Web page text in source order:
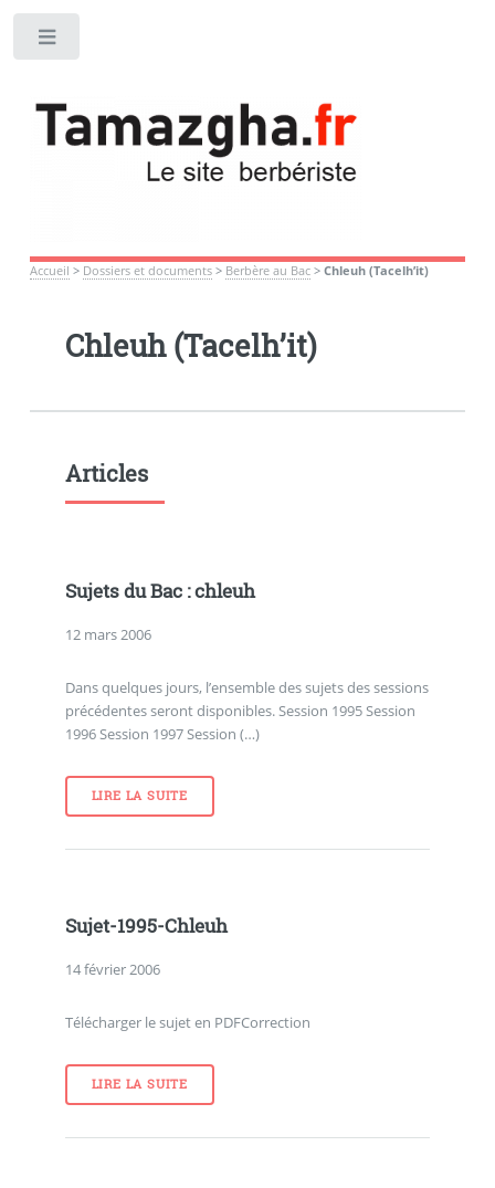
Accueil > Dossiers et documents> Berbère au Bac> Chleuh (Tacelh’it)
Chleuh (Tacelh’it)
Articles
Sujets du Bac : chleuh
12 mars 2006
Dans quelques jours, l’ensemble des sujets des sessions
précédentes seront disponibles. Session 1995 Session
1996 Session 1997 Session (…)
LIRE LA SUITE
Sujet-1995-Chleuh
14 février 2006
Télécharger le sujet en PDFCorrection
LIRE LA SUITE